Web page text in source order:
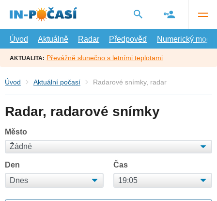
hlavní
Úvod
Aktuálně Radar Předpověď Numerický model
AKTUALITA: Převážně slunečno s letními teplotami
Úvod Aktuální počasí Radarové snímky, radar
Radar, radarové snímky
Město
Den Čas